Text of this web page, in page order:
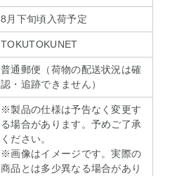
8月下旬頃入荷予定
TOKUTOKUNET
普通郵便（荷物の配送状況は確
認・追跡できません）
※製品の仕様は予告なく変更す
る場合があります。予めご了承
ください。
※画像はイメージです。実際の
商品とは多少異なる場合があり